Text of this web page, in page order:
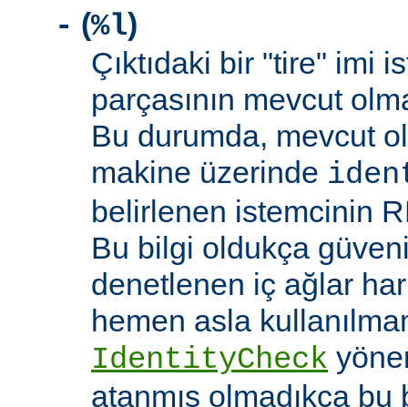
- (%l)
Çıktıdaki bir "tire" imi
parçasının mevcut
Bu durumda, mevcut
makine üzerinde
belirlenen istemcinin
Bu bilgi oldukça
denetlenen iç ağlar
hemen asla
IdentityCheck
atanmış olmadıkça